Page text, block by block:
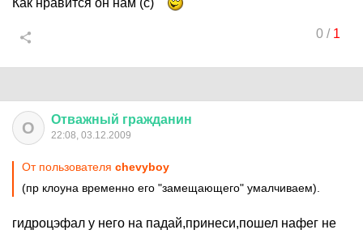
Как нравится он нам (с)
0/ 1
О Отважный гражданин
22:08, 03.12.2009
От пользователя chevyboy
(пр клоуна временно его "замещающего" умалчиваем).
гидроцэфал у него на падай,принеси,пошел нафег не